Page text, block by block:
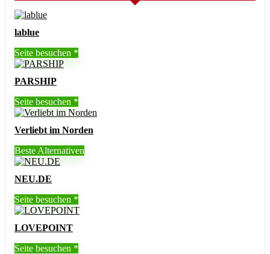
lablue
Seite besuchen
PARSHIP
Seite besuchen
Verliebt im Norden
Beste Alternativen
NEU.DE
Seite besuchen
LOVEPOINT
Seite besuchen